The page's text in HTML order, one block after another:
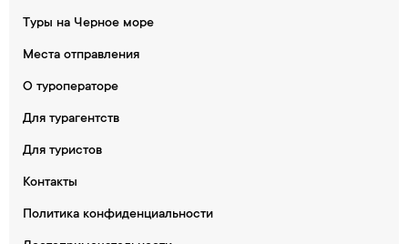
Туры на Черное море
Места отправления
О туроператоре
Для турагентств
Для туристов
Контакты
Политика конфиденциальности